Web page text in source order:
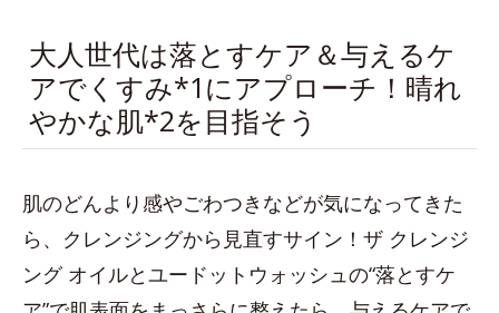
大人世代は落とすケア＆与えるケ
アでくすみ*1にアプローチ！晴れ
やかな肌*2を目指そう
肌のどんより感やごわつきなどが気になってきた
ら、クレンジングから見直すサイン！ザ クレンジ
ング オイルとユードットウォッシュの“落とすケ